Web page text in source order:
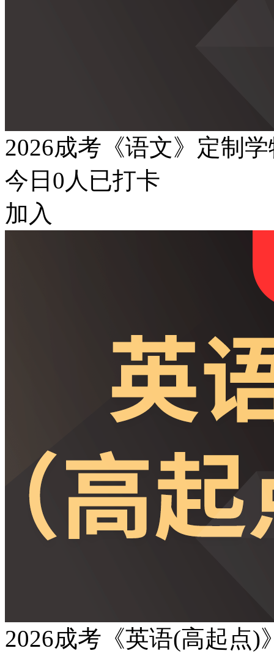
2026成考《语文》定制
今日 0 人已打卡
加入
2026成考《英语(高起点)